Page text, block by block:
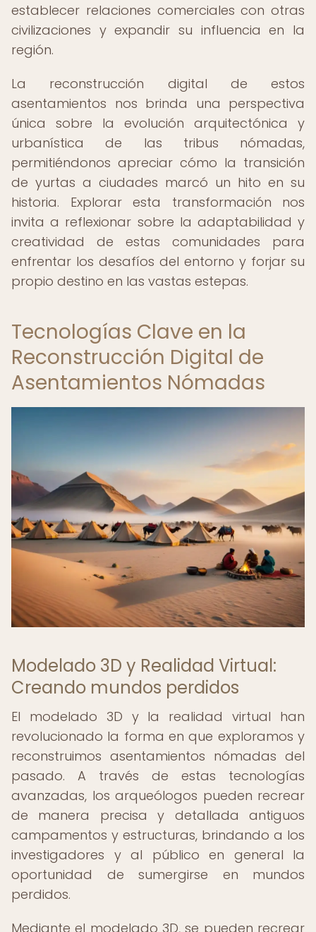
establecer relaciones comerciales con otras
civilizaciones y expandir su influencia en la
región.
La reconstrucción digital de estos
asentamientos nos brinda una perspectiva
única sobre la evolución arquitectónica y
urbanística de las tribus nómadas,
permitiéndonos apreciar cómo la transición
de yurtas a ciudades marcó un hito en su
historia. Explorar esta transformación nos
invita a reflexionar sobre la adaptabilidad y
creatividad de estas comunidades para
enfrentar los desafíos del entorno y forjar su
propio destino en las vastas estepas.
Tecnologías Clave en la
Reconstrucción Digital de
Asentamientos Nómadas
Modelado 3D y Realidad Virtual:
Creando mundos perdidos
El modelado 3D y la realidad virtual han
revolucionado la forma en que exploramos y
reconstruimos asentamientos nómadas del
pasado. A través de estas tecnologías
avanzadas, los arqueólogos pueden recrear
de manera precisa y detallada antiguos
campamentos y estructuras, brindando a los
investigadores y al público en general la
oportunidad de sumergirse en mundos
perdidos.
Mediante el modelado 3D, se pueden recrear